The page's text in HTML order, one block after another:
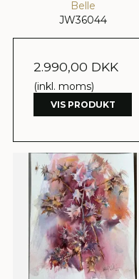
Belle
JW36044
2.990,00 DKK
(inkl. moms)
VIS PRODUKT